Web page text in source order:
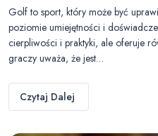
Golf to sport, który może być
poziomie umiejętności i
cierpliwości i praktyki, ale oferuje
graczy uważa, że jest…
Czytaj Dalej